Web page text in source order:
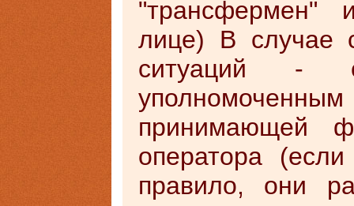
"трансфермен"
лице) В случае
ситуаций -
принимающей
оператора
правило, они